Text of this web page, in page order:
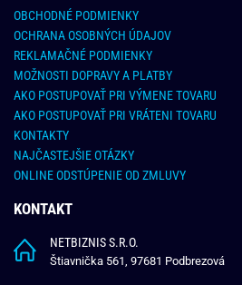
OBCHODNÉ PODMIENKY
OCHRANA OSOBNÝCH ÚDAJOV
REKLAMAČNÉ PODMIENKY
MOŽNOSTI DOPRAVY A PLATBY
AKO POSTUPOVAŤ PRI VÝMENE TOVARU
AKO POSTUPOVAŤ PRI VRÁTENI TOVARU
KONTAKTY
NAJČASTEJŠIE OTÁZKY
ONLINE ODSTÚPENIE OD ZMLUVY
KONTAKT
NETBIZNIS S.R.O.
Štiavnička 561, 97681 Podbrezová